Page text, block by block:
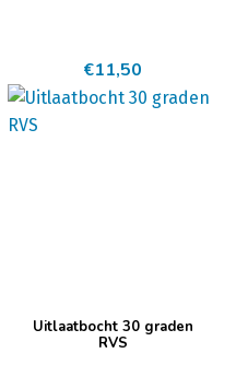
€11,50
Uitlaatbocht 30 graden
RVS